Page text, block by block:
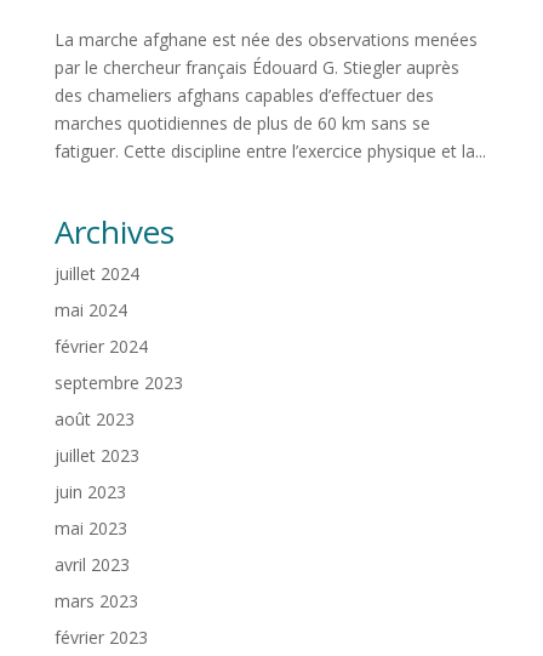
La marche afghane est née des observations menées
par le chercheur français Édouard G. Stiegler auprès
des chameliers afghans capables d’effectuer des
marches quotidiennes de plus de 60 km sans se
fatiguer. Cette discipline entre l’exercice physique et la...
Archives
juillet 2024
mai 2024
février 2024
septembre 2023
août 2023
juillet 2023
juin 2023
mai 2023
avril 2023
mars 2023
février 2023